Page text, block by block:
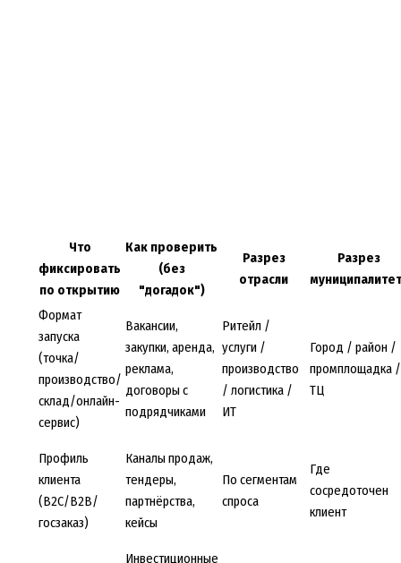
Что
фиксировать
по открытию
Как проверить
(без
"догадок")
Разрез
отрасли
Разрез
Формат
запуска
(точка/
производство/
склад/онлайн-
сервис)
Вакансии,
закупки, аренда,
реклама,
договоры с
подрядчиками
Ритейл /
услуги /
производство
/ логистика /
ИТ
Город / район /
промплощадка /
ТЦ
Профиль
клиента
(B2C/B2B/
госзаказ)
Каналы продаж,
тендеры,
партнёрства,
кейсы
По сегментам
спроса
Где
сосредоточен
клиент
Инвестиционные